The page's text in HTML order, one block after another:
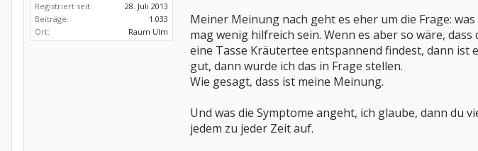
Registriert seit:
28. Juli 2013
Beiträge:
1.033
Ort:
Raum Ulm
Meiner Meinung nach geht es eher um die Frage:
mag wenig hilfreich sein. Wenn es aber so wäre,
eine Tasse Kräutertee entspannend findest, dann
gut, dann würde ich das in Frage stellen.
Wie gesagt, dass ist meine Meinung.
Und was die Symptome angeht, ich glaube, dann du
jedem zu jeder Zeit auf.